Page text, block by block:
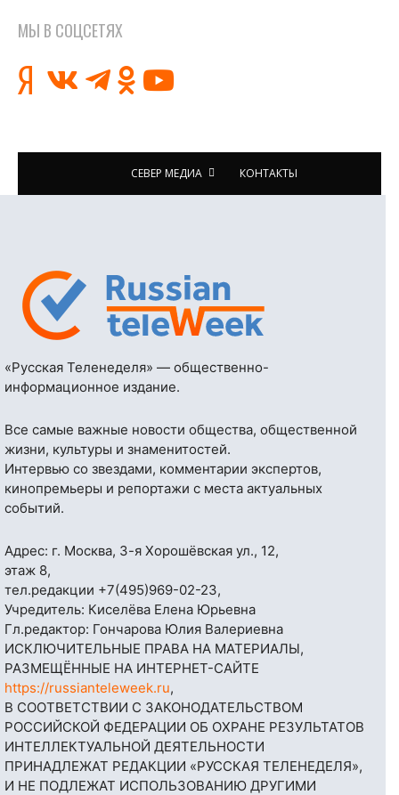
МЫ В СОЦСЕТЯХ
СЕВЕР МЕДИА КОНТАКТЫ
«Русская Теленеделя» — общественно-
информационное издание.
Все самые важные новости общества, общественной
жизни, культуры и знаменитостей.
Интервью со звездами, комментарии экспертов,
кинопремьеры и репортажи с места актуальных
событий.
Адрес: г. Москва, 3-я Хорошёвская ул., 12,
этаж 8,
тел.редакции +7(495)969-02-23,
Учредитель: Киселёва Елена Юрьевна
Гл.редактор: Гончарова Юлия Валериевна
ИСКЛЮЧИТЕЛЬНЫЕ ПРАВА НА МАТЕРИАЛЫ,
РАЗМЕЩЁННЫЕ НА ИНТЕРНЕТ-САЙТЕ
https://russianteleweek.ru,
В СООТВЕТСТВИИ С ЗАКОНОДАТЕЛЬСТВОМ
РОССИЙСКОЙ ФЕДЕРАЦИИ ОБ ОХРАНЕ РЕЗУЛЬТАТОВ
ИНТЕЛЛЕКТУАЛЬНОЙ ДЕЯТЕЛЬНОСТИ
ПРИНАДЛЕЖАТ РЕДАКЦИИ «РУССКАЯ ТЕЛЕНЕДЕЛЯ»,
И НЕ ПОДЛЕЖАТ ИСПОЛЬЗОВАНИЮ ДРУГИМИ